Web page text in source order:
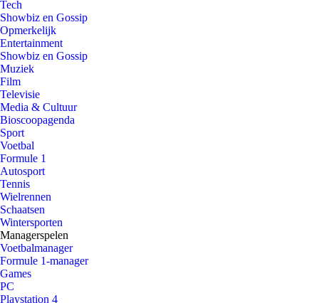
Tech
Showbiz en Gossip
Opmerkelijk
Entertainment
Showbiz en Gossip
Muziek
Film
Televisie
Media & Cultuur
Bioscoopagenda
Sport
Voetbal
Formule 1
Autosport
Tennis
Wielrennen
Schaatsen
Wintersporten
Managerspelen
Voetbalmanager
Formule 1-manager
Games
PC
Playstation 4